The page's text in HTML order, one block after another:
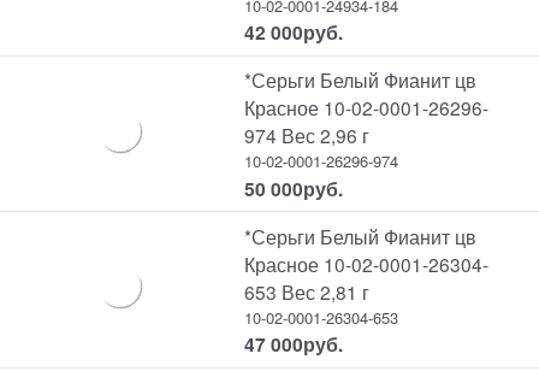
10-02-0001-24934-184
42 000руб.
*Серьги Белый Фианит цв
Красное 10-02-0001-26296-
974 Вес 2,96 г
10-02-0001-26296-974
50 000руб.
*Серьги Белый Фианит цв
Красное 10-02-0001-26304-
653 Вес 2,81 г
10-02-0001-26304-653
47 000руб.